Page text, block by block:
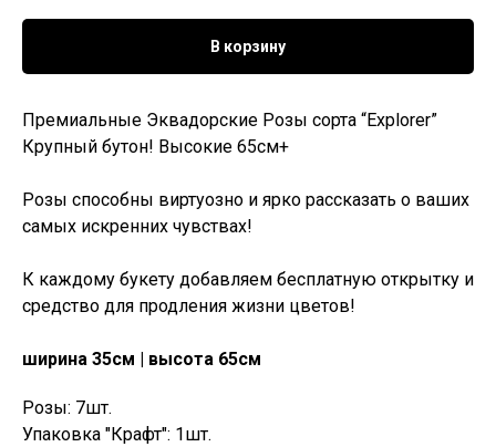
В корзину
Премиальные Эквадорские Розы сорта “Explorer”
Крупный бутон! Высокие 65см+
Розы способны виртуозно и ярко рассказать о ваших
самых искренних чувствах!
К каждому букету добавляем бесплатную открытку и
средство для продления жизни цветов!
ширина 35см | высота 65см
Розы: 7шт.
Упаковка "Крафт": 1шт.